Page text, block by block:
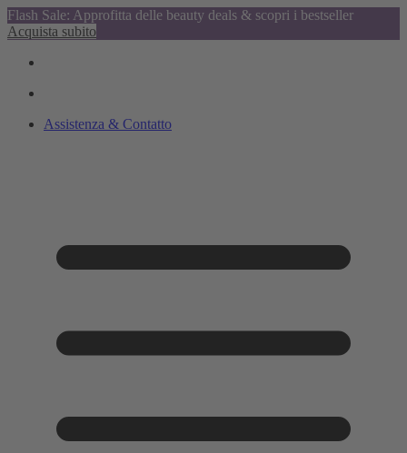
Flash Sale: Approfitta delle beauty deals & scopri i bestseller
Acquista subito
Assistenza & Contatto